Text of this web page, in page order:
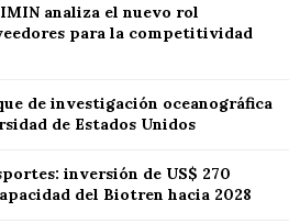
analiza el nuevo rol
para la competitividad
de investigación oceanográfica
de Estados Unidos
inversión de US$ 270
del Biotren hacia 2028